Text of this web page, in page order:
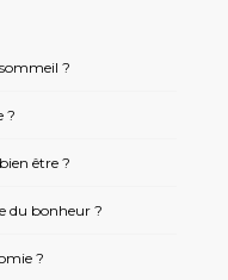
?
?
être ?
du bonheur ?
?